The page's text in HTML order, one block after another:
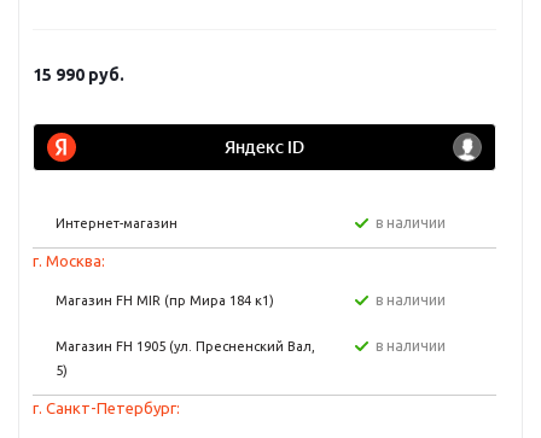
15 990 руб.
Интернет-магазин в наличии
г. Москва:
Магазин FH MIR (пр Мира 184 к1) в наличии
Магазин FH 1905 (ул. Пресненский Вал,
5)
в наличии
г. Санкт-Петербург: